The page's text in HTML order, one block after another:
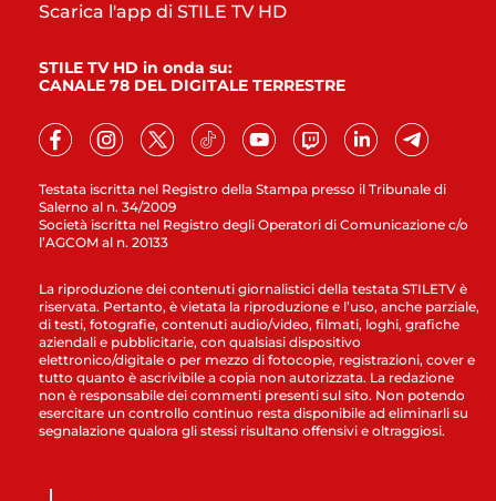
Testata iscritta nel Registro della Stampa presso il Tribunale di
Salerno al n. 34/2009
Società iscritta nel Registro degli Operatori di Comunicazione c/o
l’AGCOM al n. 20133
Scarica l'app di STILE TV HD
STILE TV HD in onda su:
CANALE 78 DEL DIGITALE TERRESTRE
La riproduzione dei contenuti giornalistici della testata STILETV è
riservata. Pertanto, è vietata la riproduzione e l’uso, anche parziale,
di testi, fotografie, contenuti audio/video, filmati, loghi, grafiche
aziendali e pubblicitarie, con qualsiasi dispositivo
elettronico/digitale o per mezzo di fotocopie, registrazioni, cover e
tutto quanto è ascrivibile a copia non autorizzata. La redazione
non è responsabile dei commenti presenti sul sito. Non potendo
esercitare un controllo continuo resta disponibile ad eliminarli su
segnalazione qualora gli stessi risultano offensivi e oltraggiosi.